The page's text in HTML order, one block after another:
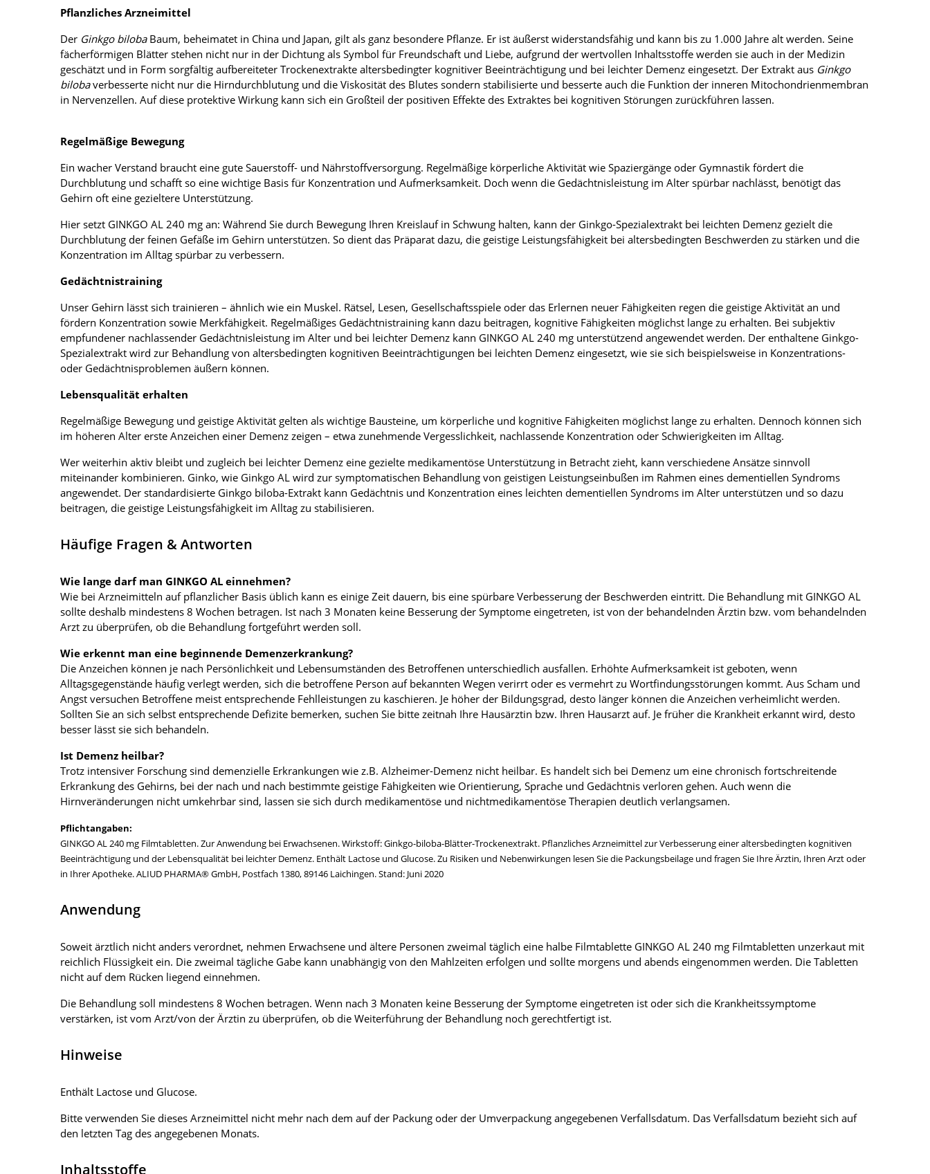
Pflanzliches Arzneimittel
Der Ginkgo bilobaBaum, beheimatet in China und Japan, gilt als ganz besondere Pflanze. Er ist äußerst widerstandsfähig und kann bis zu 1.000 Jahre alt werden. Seine
fächerförmigen Blätter stehen nicht nur in der Dichtung als Symbol für Freundschaft und Liebe, aufgrund der wertvollen Inhaltsstoffe werden sie auch in der Medizin
geschätzt und in Form sorgfältig aufbereiteter Trockenextrakte altersbedingter kognitiver Beeinträchtigung und bei leichter Demenz eingesetzt. Der Extrakt aus Ginkgo
bilobaverbesserte nicht nur die Hirndurchblutung und die Viskosität des Blutes sondern stabilisierte und besserte auch die Funktion der inneren Mitochondrienmembran
in Nervenzellen. Auf diese protektive Wirkung kann sich ein Großteil der positiven Effekte des Extraktes bei kognitiven Störungen zurückführen lassen.
Regelmäßige Bewegung
Ein wacher Verstand braucht eine gute Sauerstoff- und Nährstoffversorgung. Regelmäßige körperliche Aktivität wie Spaziergänge oder Gymnastik fördert die
Durchblutung und schafft so eine wichtige Basis für Konzentration und Aufmerksamkeit. Doch wenn die Gedächtnisleistung im Alter spürbar nachlässt, benötigt das
Gehirn oft eine gezieltere Unterstützung.
Hier setzt GINKGO AL 240 mg an: Während Sie durch Bewegung Ihren Kreislauf in Schwung halten, kann der Ginkgo-Spezialextrakt bei leichten Demenz gezielt die
Durchblutung der feinen Gefäße im Gehirn unterstützen. So dient das Präparat dazu, die geistige Leistungsfähigkeit bei altersbedingten Beschwerden zu stärken und die
Konzentration im Alltag spürbar zu verbessern.
Gedächtnistraining
Unser Gehirn lässt sich trainieren – ähnlich wie ein Muskel. Rätsel, Lesen, Gesellschaftsspiele oder das Erlernen neuer Fähigkeiten regen die geistige Aktivität an und
fördern Konzentration sowie Merkfähigkeit. Regelmäßiges Gedächtnistraining kann dazu beitragen, kognitive Fähigkeiten möglichst lange zu erhalten. Bei subjektiv
empfundener nachlassender Gedächtnisleistung im Alter und bei leichter Demenz kann GINKGO AL 240 mg unterstützend angewendet werden. Der enthaltene Ginkgo-
Spezialextrakt wird zur Behandlung von altersbedingten kognitiven Beeinträchtigungen bei leichten Demenz eingesetzt, wie sie sich beispielsweise in Konzentrations-
oder Gedächtnisproblemen äußern können.
Lebensqualität erhalten
Regelmäßige Bewegung und geistige Aktivität gelten als wichtige Bausteine, um körperliche und kognitive Fähigkeiten möglichst lange zu erhalten. Dennoch können sich
im höheren Alter erste Anzeichen einer Demenz zeigen – etwa zunehmende Vergesslichkeit, nachlassende Konzentration oder Schwierigkeiten im Alltag.
Wer weiterhin aktiv bleibt und zugleich bei leichter Demenz eine gezielte medikamentöse Unterstützung in Betracht zieht, kann verschiedene Ansätze sinnvoll
miteinander kombinieren. Ginko, wie Ginkgo AL wird zur symptomatischen Behandlung von geistigen Leistungseinbußen im Rahmen eines dementiellen Syndroms
angewendet. Der standardisierte Ginkgo biloba-Extrakt kann Gedächtnis und Konzentration eines leichten dementiellen Syndroms im Alter unterstützen und so dazu
beitragen, die geistige Leistungsfähigkeit im Alltag zu stabilisieren.
Häufige Fragen & Antworten
Wie lange darf man GINKGO AL einnehmen?
Wie bei Arzneimitteln auf pflanzlicher Basis üblich kann es einige Zeit dauern, bis eine spürbare Verbesserung der Beschwerden eintritt. Die Behandlung mit GINKGO AL
sollte deshalb mindestens 8 Wochen betragen. Ist nach 3 Monaten keine Besserung der Symptome eingetreten, ist von der behandelnden Ärztin bzw. vom behandelnden
Arzt zu überprüfen, ob die Behandlung fortgeführt werden soll.
Wie erkennt man eine beginnende Demenzerkrankung?
Die Anzeichen können je nach Persönlichkeit und Lebensumständen des Betroffenen unterschiedlich ausfallen. Erhöhte Aufmerksamkeit ist geboten, wenn
Alltagsgegenstände häufig verlegt werden, sich die betroffene Person auf bekannten Wegen verirrt oder es vermehrt zu Wortfindungsstörungen kommt. Aus Scham und
Angst versuchen Betroffene meist entsprechende Fehlleistungen zu kaschieren. Je höher der Bildungsgrad, desto länger können die Anzeichen verheimlicht werden.
Sollten Sie an sich selbst entsprechende Defizite bemerken, suchen Sie bitte zeitnah Ihre Hausärztin bzw. Ihren Hausarzt auf. Je früher die Krankheit erkannt wird, desto
besser lässt sie sich behandeln.
Ist Demenz heilbar?
Trotz intensiver Forschung sind demenzielle Erkrankungen wie z.B. Alzheimer-Demenz nicht heilbar. Es handelt sich bei Demenz um eine chronisch fortschreitende
Erkrankung des Gehirns, bei der nach und nach bestimmte geistige Fähigkeiten wie Orientierung, Sprache und Gedächtnis verloren gehen. Auch wenn die
Hirnveränderungen nicht umkehrbar sind, lassen sie sich durch medikamentöse und nichtmedikamentöse Therapien deutlich verlangsamen.
Pflichtangaben:
GINKGO AL 240 mg Filmtabletten. Zur Anwendung bei Erwachsenen. Wirkstoff: Ginkgo-biloba-Blätter-Trockenextrakt. Pflanzliches Arzneimittel zur Verbesserung einer altersbedingten kognitiven
Beeinträchtigung und der Lebensqualität bei leichter Demenz. Enthält Lactose und Glucose. Zu Risiken und Nebenwirkungen lesen Sie die Packungsbeilage und fragen Sie Ihre Ärztin, Ihren Arzt oder
in Ihrer Apotheke. ALIUD PHARMA® GmbH, Postfach 1380, 89146 Laichingen. Stand: Juni 2020
Anwendung
Soweit ärztlich nicht anders verordnet, nehmen Erwachsene und ältere Personen zweimal täglich eine halbe Filmtablette GINKGO AL 240 mg Filmtabletten unzerkaut mit
reichlich Flüssigkeit ein. Die zweimal tägliche Gabe kann unabhängig von den Mahlzeiten erfolgen und sollte morgens und abends eingenommen werden. Die Tabletten
nicht auf dem Rücken liegend einnehmen.
Die Behandlung soll mindestens 8 Wochen betragen. Wenn nach 3 Monaten keine Besserung der Symptome eingetreten ist oder sich die Krankheitssymptome
verstärken, ist vom Arzt/von der Ärztin zu überprüfen, ob die Weiterführung der Behandlung noch gerechtfertigt ist.
Hinweise
Enthält Lactose und Glucose.
Bitte verwenden Sie dieses Arzneimittel nicht mehr nach dem auf der Packung oder der Umverpackung angegebenen Verfallsdatum. Das Verfallsdatum bezieht sich auf
den letzten Tag des angegebenen Monats.
Inhaltsstoffe